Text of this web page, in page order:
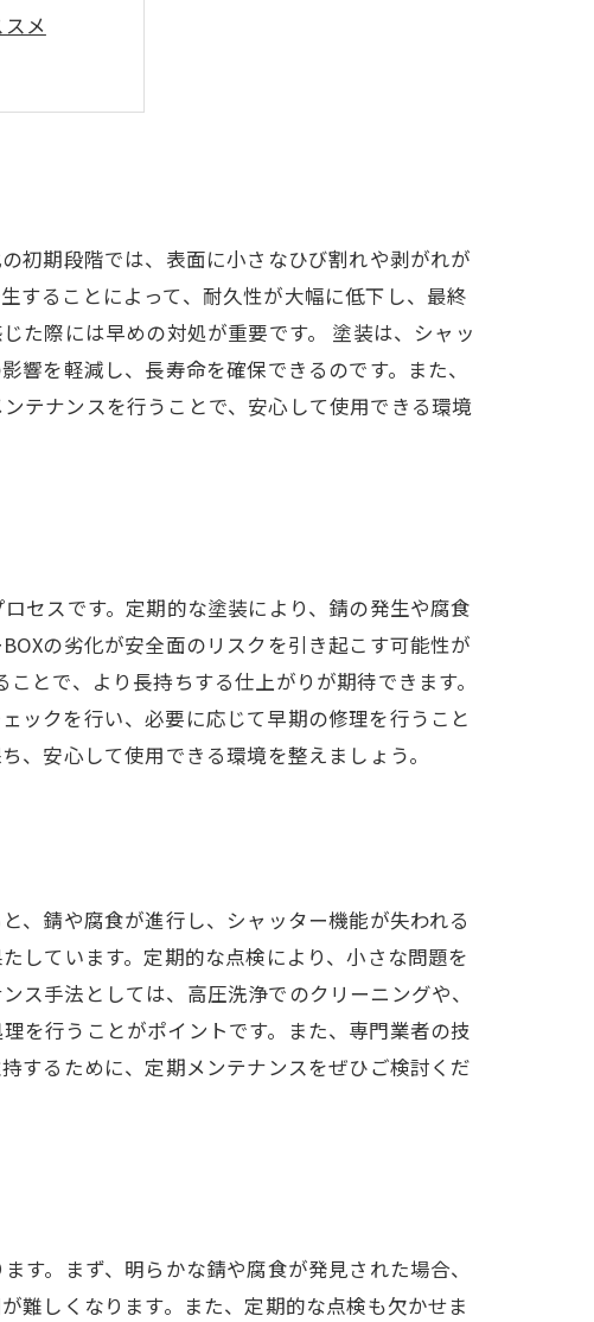
メ
ポイント
初期段階では、表面に小さなひび割れや剥がれが
することによって、耐久性が大幅に低下し、最終
た際には早めの対処が重要です。 塗装は、シャッ
を軽減し、長寿命を確保できるのです。また、
テナンスを行うことで、安心して使用できる環境
セスです。定期的な塗装により、錆の発生や腐食
の劣化が安全面のリスクを引き起こす可能性が
とで、より長持ちする仕上がりが期待できます。
ックを行い、必要に応じて早期の修理を行うこと
、安心して使用できる環境を整えましょう。
、錆や腐食が進行し、シャッター機能が失われる
しています。定期的な点検により、小さな問題を
ス手法としては、高圧洗浄でのクリーニングや、
を行うことがポイントです。また、専門業者の技
するために、定期メンテナンスをぜひご検討くだ
す。まず、明らかな錆や腐食が発見された場合、
難しくなります。また、定期的な点検も欠かせま